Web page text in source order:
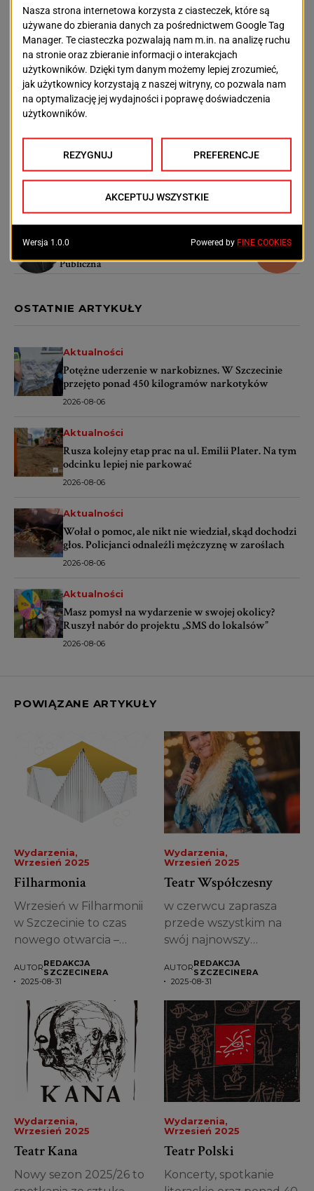
programie „Sas wita Was”
08.11.Chór Kanon i zespół „Ale-Babki ” śpiewają
pieśni patriotyczne
19.11.Srebrzyści Akordeoniści „Muzycznie dookoła
świata”
26.11.Andrzej Giza– Recital
więcej:http://www.slowianin.org
Publiczna
NASTĘPNY TEKST
Willa Lentza
OSTATNIE ARTYKUŁY
Aktualności
Potężne uderzenie w narkobiznes. W Szczecinie
przejęto ponad 450 kilogramów narkotyków
2026-08-06
Aktualności
Rusza kolejny etap prac na ul. Emilii Plater. Na tym
odcinku lepiej nie parkować
2026-08-06
Aktualności
Wołał o pomoc, ale nikt nie wiedział, skąd dochodzi
głos. Policjanci odnaleźli mężczyznę w zaroślach
2026-08-06
Aktualności
Masz pomysł na wydarzenie w swojej okolicy?
Ruszył nabór do projektu „SMS do lokalsów”
2026-08-06
POWIĄZANE ARTYKUŁY
Wydarzenia
Wrzesień 2025
Filharmonia
Wrzesień w Filharmonii
w Szczecinie to czas
nowego otwarcia –
AUTORREDAKCJA
SZCZECINERA
2025-08-31
Wydarzenia
Wrzesień 2025
Teatr Współczesny
w czerwcu zaprasza
przede wszystkim na
swój najnowszy
przez Michała...
AUTORREDAKCJA
SZCZECINERA
2025-08-31
Wydarzenia
Wrzesień 2025
Teatr Kana
Nowy sezon 2025/26 to
Wydarzenia
Wrzesień 2025
Teatr Polski
Koncerty, spotkanie